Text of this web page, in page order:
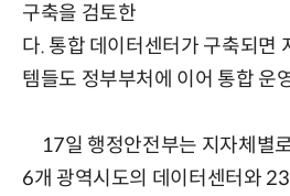
구축을 검토한
다. 통합 데이터센터가 구축되면
템들도 정부부처에 이어 통합 운
17일 행정안전부는 지자체별
6개 광역시도의 데이터센터와